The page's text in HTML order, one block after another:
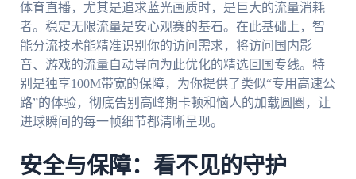
体育直播，尤其是追求蓝光画质时，是巨大的流量消耗
者。稳定无限流量是安心观赛的基石。在此基础上，智
能分流技术能精准识别你的访问需求，将访问国内影
音、游戏的流量自动导向为此优化的精选回国专线。特
别是独享100M带宽的保障，为你提供了类似“专用高速公
路”的体验，彻底告别高峰期卡顿和恼人的加载圆圈，让
进球瞬间的每一帧细节都清晰呈现。
安全与保障：看不见的守护